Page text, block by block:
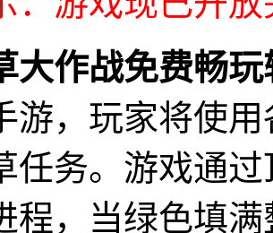
大作战免费畅
游，玩家将使
任务。游戏通
程，当绿色填